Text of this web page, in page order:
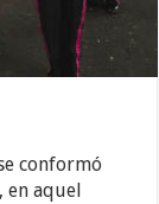
conformó
aquel